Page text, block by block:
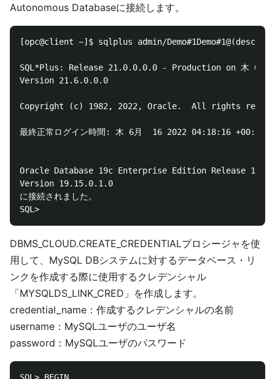
Autonomous Databaseに接続します。
[opc@client ~]$ sqlplus admin/
SQL*Plus: Release 21.0.0.0.0 - Production on 木 6月
Version 21.6.0.0.0
Copyright (c) 1982, 2022, Oracle.  All rights
最終正常ログイン時間: 木 6月  16 2022 04:18:16 +00:00
Oracle Database 19c Enterprise Edition Release
Version 19.15.0.1.0
に接続されました。
DBMS_CLOUD.CREATE_CREDENTIALプロシージャを使
用して、MySQL DBシステムに対するデータベース・リ
ンクを作成する際に使用するクレデンシャル
「MYSQLDS_LINK_CRED」を作成します。
credential_name：作成するクレデンシャルの名前
username：MySQLユーザのユーザ名
password：MySQLユーザのパスワード